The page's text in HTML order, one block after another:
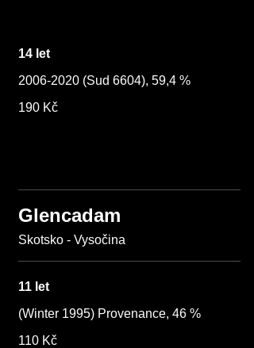
14 let
2006-2020 (Sud 6604), 59,4 %
190 Kč
Glencadam
Skotsko - Vysočina
11 let
(Winter 1995) Provenance, 46 %
110 Kč